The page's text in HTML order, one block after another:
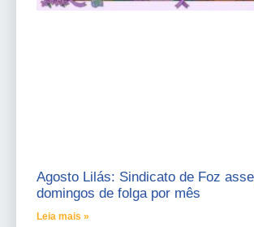
Agosto Lilás: Sindicato de Foz
domingos de folga por mês
Leia mais »